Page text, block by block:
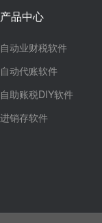
产品中心
自动业财税软件
自动代账软件
自助账税DIY软件
进销存软件